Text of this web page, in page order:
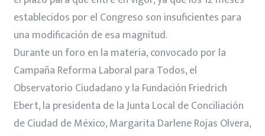
establecidos por el Congreso son insuficientes para
una modificación de esa magnitud.
Durante un foro en la materia, convocado por la
Campaña Reforma Laboral para Todos, el
Observatorio Ciudadano y la Fundación Friedrich
Ebert, la presidenta de la Junta Local de Conciliación
de Ciudad de México, Margarita Darlene Rojas Olvera,